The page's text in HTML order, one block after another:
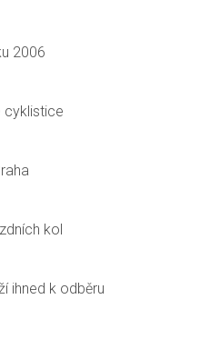
2006
cyklistice
kol
ihned k odběru